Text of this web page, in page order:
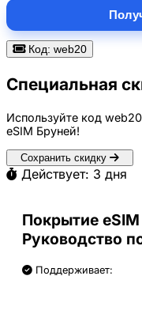
Код: web20
Специальная
Используйте код web20
eSIM Бруней!
Сохранить скидку
Действует: 3 дня
Покрытие
Руководство
Поддерживает: